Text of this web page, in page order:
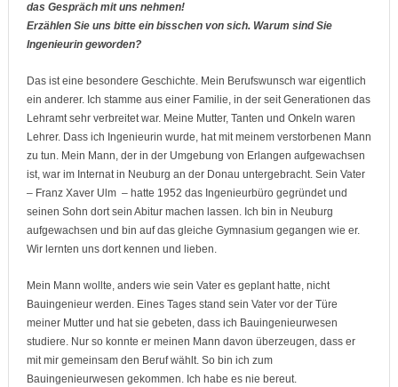
das Gespräch mit uns nehmen!
Erzählen Sie uns bitte ein bisschen von sich. Warum sind Sie
Ingenieurin geworden?
Das ist eine besondere Geschichte. Mein Berufswunsch war eigentlich
ein anderer. Ich stamme aus einer Familie, in der seit Generationen das
Lehramt sehr verbreitet war. Meine Mutter, Tanten und Onkeln waren
Lehrer. Dass ich Ingenieurin wurde, hat mit meinem verstorbenen Mann
zu tun. Mein Mann, der in der Umgebung von Erlangen aufgewachsen
ist, war im Internat in Neuburg an der Donau untergebracht. Sein Vater
– Franz Xaver Ulm – hatte 1952 das Ingenieurbüro gegründet und
seinen Sohn dort sein Abitur machen lassen. Ich bin in Neuburg
aufgewachsen und bin auf das gleiche Gymnasium gegangen wie er.
Wir lernten uns dort kennen und lieben.
Mein Mann wollte, anders wie sein Vater es geplant hatte, nicht
Bauingenieur werden. Eines Tages stand sein Vater vor der Türe
meiner Mutter und hat sie gebeten, dass ich Bauingenieurwesen
studiere. Nur so konnte er meinen Mann davon überzeugen, dass er
mit mir gemeinsam den Beruf wählt. So bin ich zum
Bauingenieurwesen gekommen. Ich habe es nie bereut.